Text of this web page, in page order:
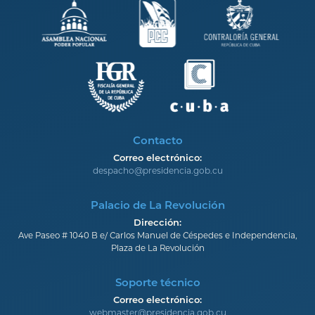
Contacto
Correo electrónico:
despacho@presidencia.gob.cu
Palacio de La Revolución
Dirección:
Ave Paseo # 1040 B e/ Carlos Manuel de Céspedes e Independencia,
Plaza de La Revolución
Soporte técnico
Correo electrónico:
webmaster@presidencia.gob.cu